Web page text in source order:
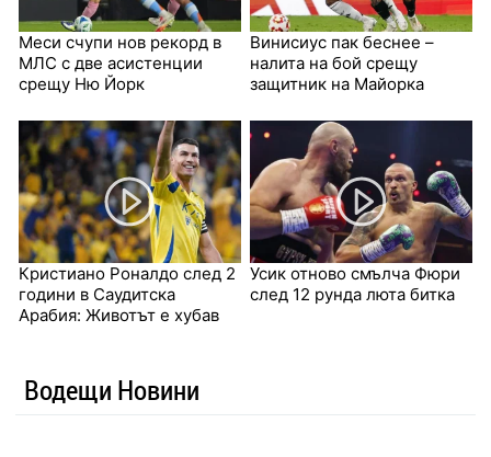
Меси счупи нов рекорд в
МЛС с две асистенции
срещу Ню Йорк
Винисиус пак беснее –
налита на бой срещу
защитник на Майорка
Кристиано Роналдо след 2
години в Саудитска
Арабия: Животът е хубав
Усик отново смълча Фюри
след 12 рунда люта битка
Водещи Новини